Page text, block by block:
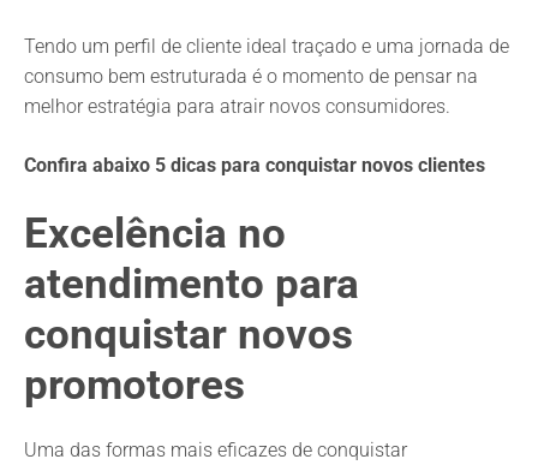
Tendo um perfil de cliente ideal traçado e uma jornada de
consumo bem estruturada é o momento de pensar na
melhor estratégia para atrair novos consumidores.
Confira abaixo 5 dicas para conquistar novos clientes
Excelência no
atendimento para
conquistar novos
promotores
Uma das formas mais eficazes de conquistar